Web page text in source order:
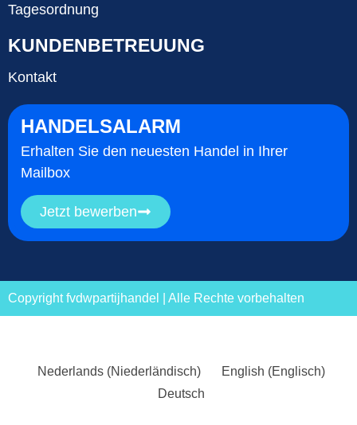
Tagesordnung
KUNDENBETREUUNG
Kontakt
HANDELSALARM
Erhalten Sie den neuesten Handel in Ihrer
Mailbox
Jetzt bewerben
Copyright fvdwpartijhandel | Alle Rechte vorbehalten
Nederlands(Niederländisch) English (Englisch)
Deutsch